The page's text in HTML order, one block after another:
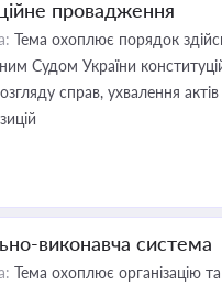
провадження
Тема охоплює порядок
Судом України
справ, ухвалення
виконавча система
Тема охоплює організацію